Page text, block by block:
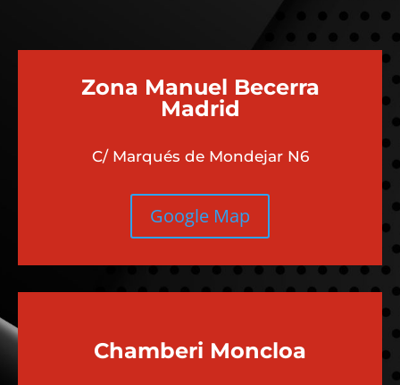
Zona Manuel Becerra
Madrid
C/ Marqués de Mondejar N6
Google Map
Chamberi Moncloa